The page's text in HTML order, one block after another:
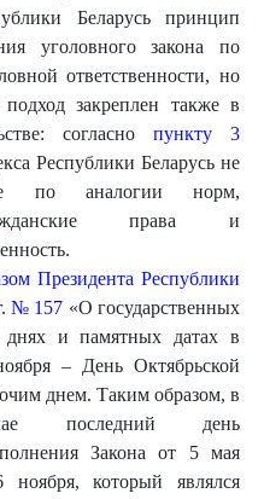
Беларусь принцип
уголовного закона по
ответственности, но
закреплен также в
согласно пункту 3
Республики Беларусь не
по аналогии норм,
права и
Президента Республики
№ 157 «О государственных
днях и памятных датах в
– День Октябрьской
днем. Таким образом, в
последний день
Закона от 5 мая
который являлся